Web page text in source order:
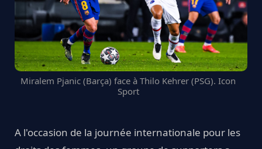
Miralem Pjanic (Barça) face à Thilo Kehrer (PSG). Icon
Sport
A l'occasion de la journée internationale pour les